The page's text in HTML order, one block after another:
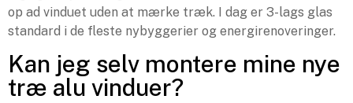
op ad vinduet uden at mærke træk. I dag er 3-lags glas
standard i de fleste nybyggerier og energirenoveringer.
Kan jeg selv montere mine nye
træ alu vinduer?